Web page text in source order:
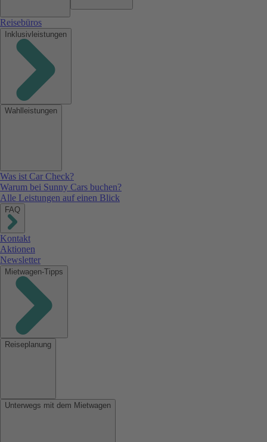
Reisebüros
Inklusivleistungen
Wahlleistungen
Was ist Car Check?
Warum bei Sunny Cars buchen?
Alle Leistungen auf einen Blick
FAQ
Kontakt
Aktionen
Newsletter
Mietwagen-Tipps
Reiseplanung
Unterwegs mit dem Mietwagen